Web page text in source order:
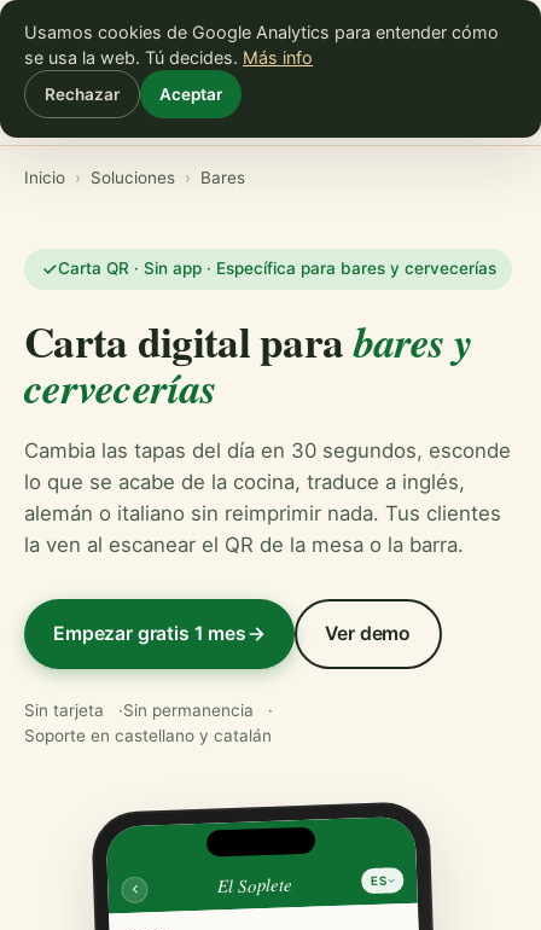
Empezar gratis
Bares Restaurantes
Inicio › Soluciones › Bares
Carta QR · Sin app · Específica para bares y cervecerías
Carta digital parabares y
cervecerías
Cambia las tapas del día en 30 segundos, esconde
lo que se acabe de la cocina, traduce a inglés,
alemán o italiano sin reimprimir nada. Tus clientes
la ven al escanear el QR de la mesa o la barra.
Empezar gratis 1 mes Ver demo
Sin tarjeta
Sin permanencia
Soporte en castellano y catalán
El Soplete ES
Usamos cookies de Google Analytics para entender cómo
se usa la web. Tú decides. Más info
Rechazar Aceptar